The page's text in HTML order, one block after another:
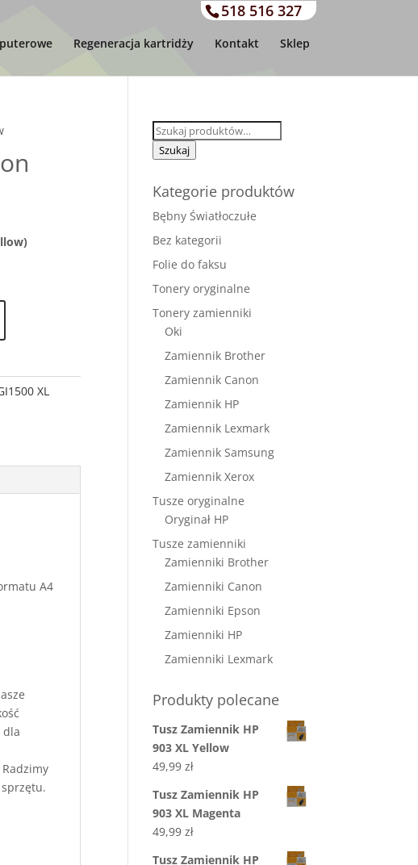
518 516 327
Regeneracja kartridży Kontakt Sklep
XL
A4
dla
Szukaj:
Szukaj
Kategorie produktów
Bębny Światłoczułe
Bez kategorii
Folie do faksu
Tonery oryginalne
Tonery zamienniki
Oki
Zamiennik Brother
Zamiennik Canon
Zamiennik HP
Zamiennik Lexmark
Zamiennik Samsung
Zamiennik Xerox
Tusze oryginalne
Oryginał HP
Tusze zamienniki
Zamienniki Brother
Zamienniki Canon
Zamienniki Epson
Zamienniki HP
Zamienniki Lexmark
Produkty polecane
Tusz Zamiennik HP
903 XL Yellow
49,99zł
Tusz Zamiennik HP
903 XL Magenta
49,99zł
Tusz Zamiennik HP